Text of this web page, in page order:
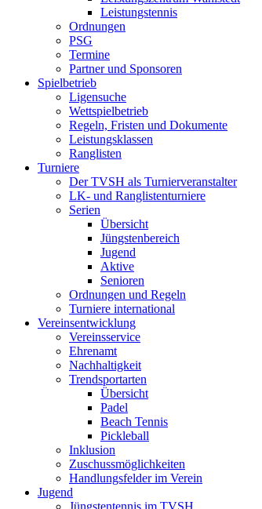
Leistungstennis
Ordnungen
PSG
Termine
Partner und Sponsoren
Spielbetrieb
Ligensuche
Wettspielbetrieb
Regeln, Fristen und Dokumente
Leistungsklassen
Ranglisten
Turniere
Der TVSH als Turnierveranstalter
LK- und Ranglistenturniere
Serien
Übersicht
Jüngstenbereich
Jugend
Aktive
Senioren
Ordnungen und Regeln
Turniere international
Vereinsentwicklung
Vereinsservice
Ehrenamt
Nachhaltigkeit
Trendsportarten
Übersicht
Padel
Beach Tennis
Pickleball
Inklusion
Zuschussmöglichkeiten
Handlungsfelder im Verein
Jugend
Jüngstentennis im TVSH